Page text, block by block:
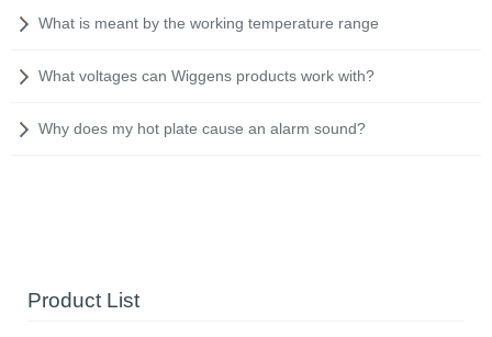
What is meant by the working temperature range
What voltages can Wiggens products work with?
Why does my hot plate cause an alarm sound?
Product List